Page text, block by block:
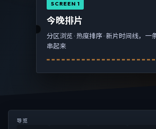
SCREEN 1
今晚排片
分区浏览 · 热度排序 · 新片时间线，一
串起来
导览